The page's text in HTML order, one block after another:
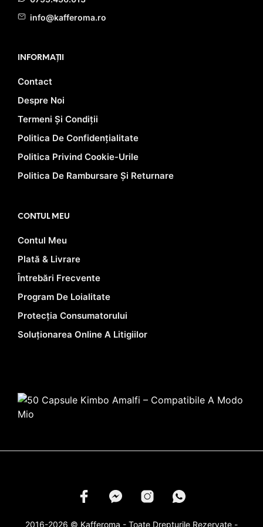
info@kafferoma.ro
INFORMAȚII
Contact
Despre Noi
Termeni Și Condiții
Politica De Confidențialitate
Politica Privind Cookie-Urile
Politica De Rambursare Și Returnare
CONTUL MEU
Contul Meu
Plată & Livrare
Întrebări Frecvente
Program De Loialitate
Protecția Consumatorului
Soluționarea Online A Litigiilor
2016-2026 © Kafferoma - Toate Drepturile Rezervate -